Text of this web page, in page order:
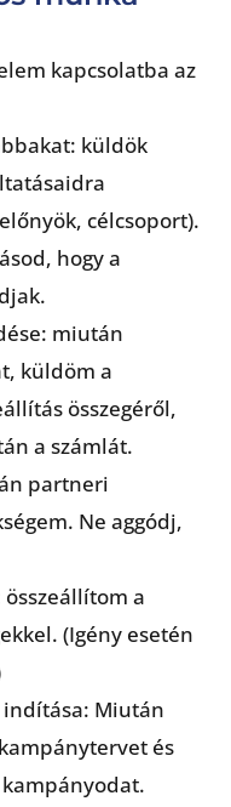
kapcsolatba az
küldök
célcsoport).
hogy a
miután
küldöm a
összegéről,
a számlát.
partneri
Ne aggódj,
a
(Igény esetén
indítása: Miután
és